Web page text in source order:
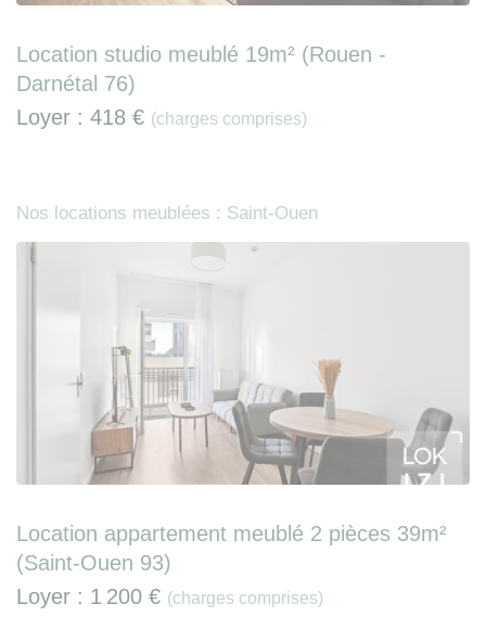
Location studio meublé 19m² (Rouen -
Darnétal 76)
Loyer : 418 € (charges comprises)
Nos locations meublées : Saint-Ouen
Location appartement meublé 2 pièces 39m²
(Saint-Ouen 93)
Loyer : 1 200 € (charges comprises)